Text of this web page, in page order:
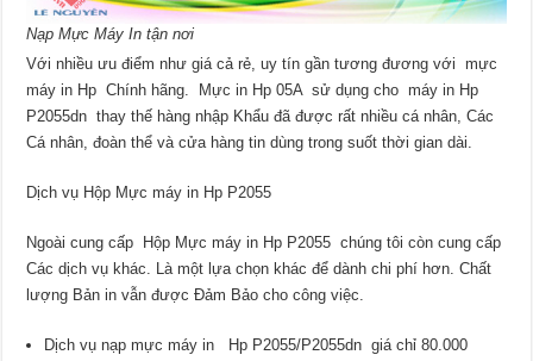
Nạp Mực Máy In tận nơi
Với nhiều ưu điểm như giá cả rẻ, uy tín gần tương đương với mực
máy in Hp Chính hãng. Mực in Hp 05A sử dụng cho máy in Hp
P2055dn thay thế hàng nhập Khẩu đã được rất nhiều cá nhân, Các
Cá nhân, đoàn thể và cửa hàng tin dùng trong suốt thời gian dài.
Dịch vụ Hộp Mực máy in Hp P2055
Ngoài cung cấp Hộp Mực máy in Hp P2055 chúng tôi còn cung cấp
Các dịch vụ khác. Là một lựa chọn khác để dành chi phí hơn. Chất
lượng Bản in vẫn được Đảm Bảo cho công việc.
Dịch vụ nạp mực máy in Hp P2055/P2055dn giá chỉ 80.000